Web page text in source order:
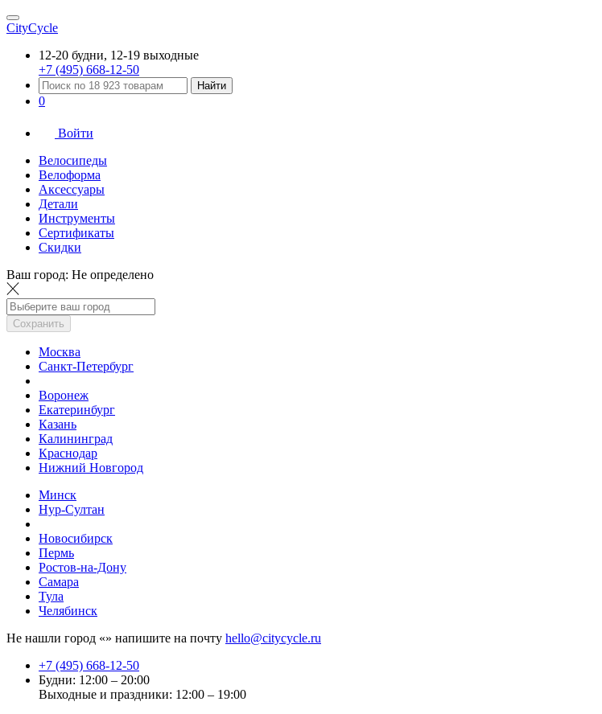
CityCycle
12-20 будни, 12-19 выходные
+7 (495) 668-12-50
Найти
0
Войти
Велосипеды
Велоформа
Аксессуары
Детали
Инструменты
Сертификаты
Скидки
Ваш город: Не определено
Сохранить
Москва
Санкт-Петербург
Воронеж
Екатеринбург
Казань
Калининград
Краснодар
Нижний Новгород
Минск
Нур-Султан
Новосибирск
Пермь
Ростов-на-Дону
Самара
Тула
Челябинск
Не нашли город «» напишите на почту hello@citycycle.ru
+7 (495) 668-12-50
Будни: 12:00 – 20:00
Выходные и праздники: 12:00 – 19:00